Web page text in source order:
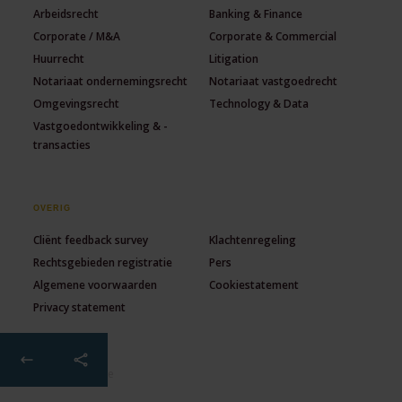
Arbeidsrecht
Banking & Finance
Corporate / M&A
Corporate & Commercial
Huurrecht
Litigation
Notariaat ondernemingsrecht
Notariaat vastgoedrecht
Omgevingsrecht
Technology & Data
Vastgoedontwikkeling & -
transacties
OVERIG
Cliënt feedback survey
Klachtenregeling
Rechtsgebieden registratie
Pers
Algemene voorwaarden
Cookiestatement
Privacy statement